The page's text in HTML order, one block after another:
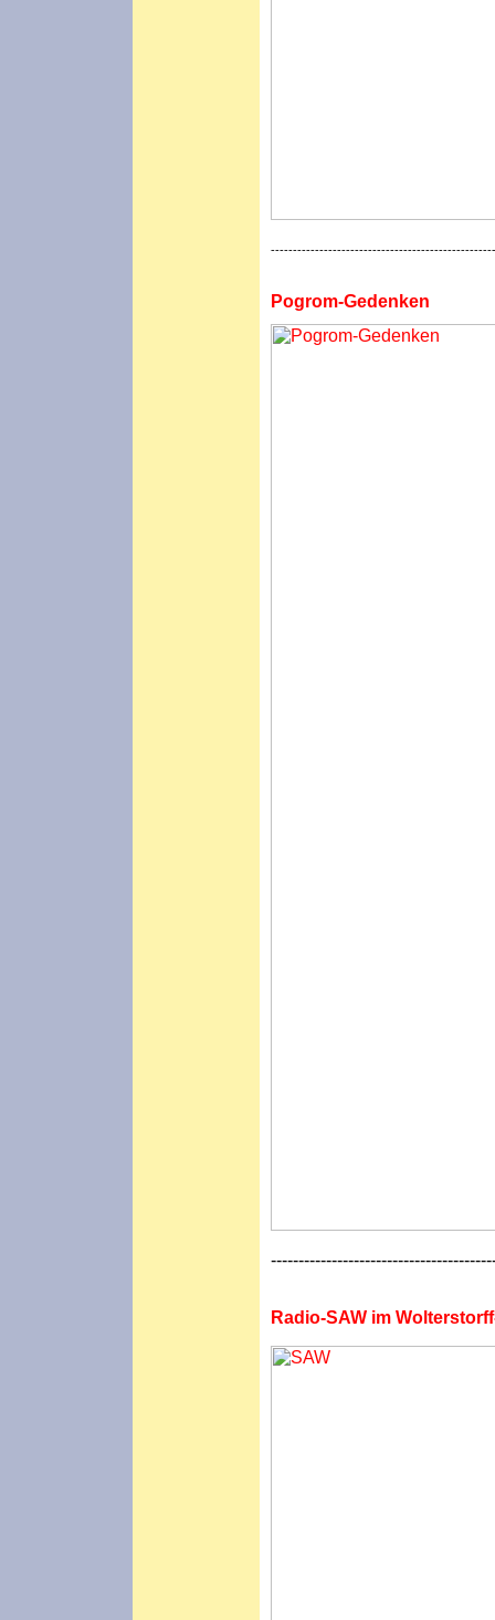
Pogrom-Gedenken
Radio-SAW im